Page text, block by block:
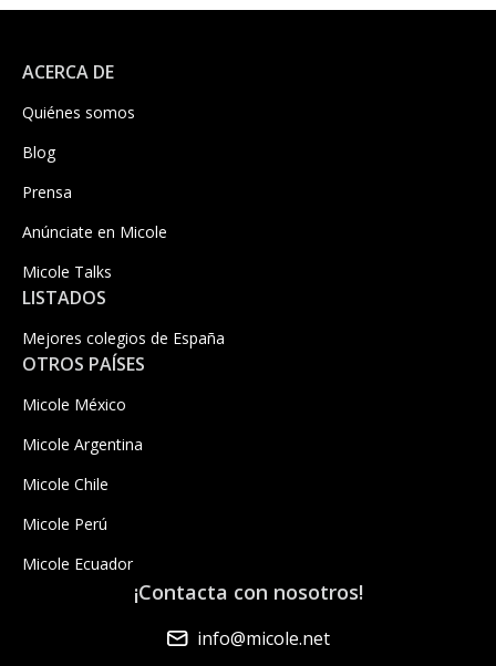
ACERCA DE
Quiénes somos
Blog
Prensa
Anúnciate en Micole
Micole Talks
LISTADOS
Mejores colegios de España
OTROS PAÍSES
Micole México
Micole Argentina
Micole Chile
Micole Perú
Micole Ecuador
¡Contacta con nosotros!
info@micole.net